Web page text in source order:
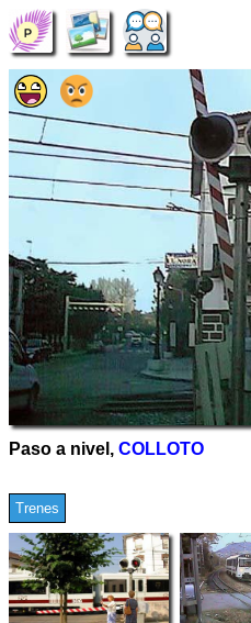
Paso a nivel, COLLOTO
Trenes